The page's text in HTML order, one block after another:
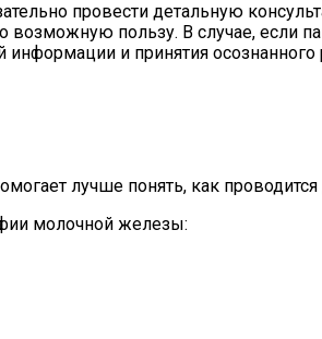
провести детальную
пользу. В случае, если
информации и принятия
лучше понять, как
молочной железы: